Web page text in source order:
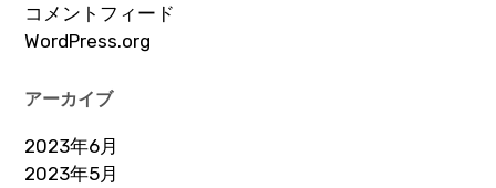
コメントフィード
WordPress.org
アーカイブ
2023年6月
2023年5月